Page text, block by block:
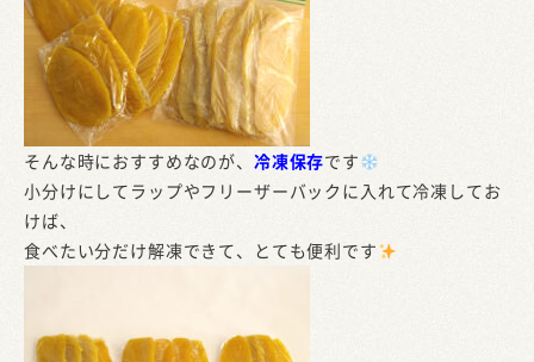
そんな時におすすめなのが、 冷凍保存です
小分けにしてラップやフリーザーバックに入れて冷凍してお
けば、
食べたい分だけ解凍できて、とても便利です